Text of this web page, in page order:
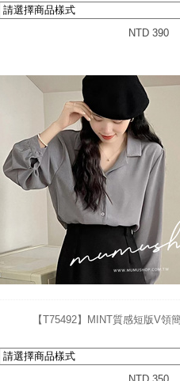
NTD 390
【T75492】MINT質感短版V領